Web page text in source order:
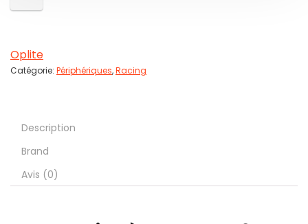
Oplite
Catégorie: Périphériques,Racing
Description
Brand
Avis (0)